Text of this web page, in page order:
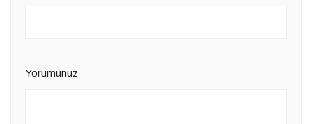
Yorumunuz